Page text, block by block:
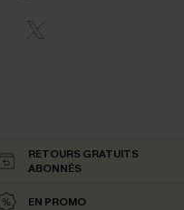
RETOURS GRATUITS
ABONNÉS
EN PROMO